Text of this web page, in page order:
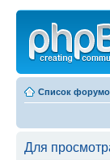
Список
Для